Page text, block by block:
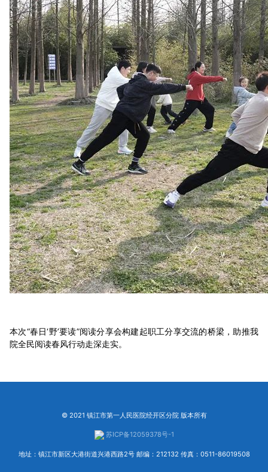
本次“春日‘野’要读”阅读分享会构建起职工分享交流的桥梁，助推我
院全民阅读春风行动走深走实。
© 2021 镇江市第一人民医院经开区分院 版本所有
苏ICP备12059378号-1
地址：镇江市新区大港街道兴港西路2号 邮编：212132 传真：0511-86019508